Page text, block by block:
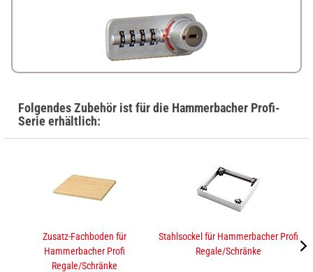
Folgendes Zubehör ist für die Hammerbacher Profi-
Serie erhältlich:
Zusatz-Fachboden für
Hammerbacher Profi
Regale/Schränke
Stahlsockel für Hammerbacher Profi
Regale/Schränke